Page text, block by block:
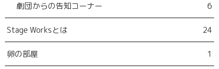
劇団からの告知コーナー 6
Stage Worksとは 24
卵の部屋 1